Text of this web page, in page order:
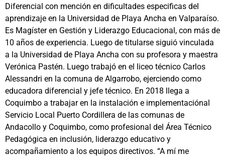
Diferencial con mención en dificultades especificas del
aprendizaje en la Universidad de Playa Ancha en Valparaíso.
Es Magíster en Gestión y Liderazgo Educacional, con más de
10 años de experiencia. Luego de titularse siguió vinculada
a la Universidad de Playa Ancha con su profesora y maestra
Verónica Pastén. Luego trabajó en el liceo técnico Carlos
Alessandri en la comuna de Algarrobo, ejerciendo como
educadora diferencial y jefe técnico. En 2018 llega a
Coquimbo a trabajar en la instalación e implementaciónal
Servicio Local Puerto Cordillera de las comunas de
Andacollo y Coquimbo, como profesional del Área Técnico
Pedagógica en inclusión, liderazgo educativo y
acompañamiento a los equipos directivos. “A mí me